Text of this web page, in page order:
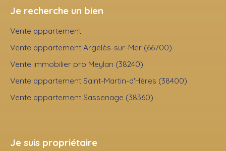
Je recherche un bien
Vente appartement
Vente appartement Argelès-sur-Mer (66700)
Vente immobilier pro Meylan (38240)
Vente appartement Saint-Martin-d'Hères (38400)
Vente appartement Sassenage (38360)
Je suis propriétaire